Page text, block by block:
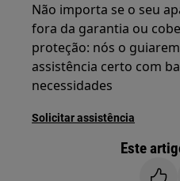
Não importa se o seu
fora da garantia ou
proteção: nós o
assistência certo com
necessidades
Solicitar assistência
Este